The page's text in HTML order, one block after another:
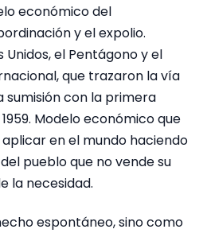
económico del
y el expolio.
el Pentágono y el
que trazaron la vía
sumisión con la primera
Modelo económico que
en el mundo haciendo
pueblo que no vende su
la necesidad.
espontáneo, sino como